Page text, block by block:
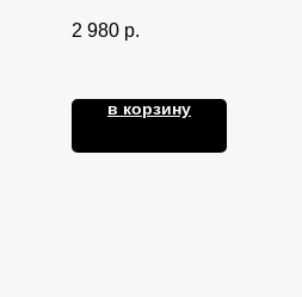
2 980 р.
в корзину